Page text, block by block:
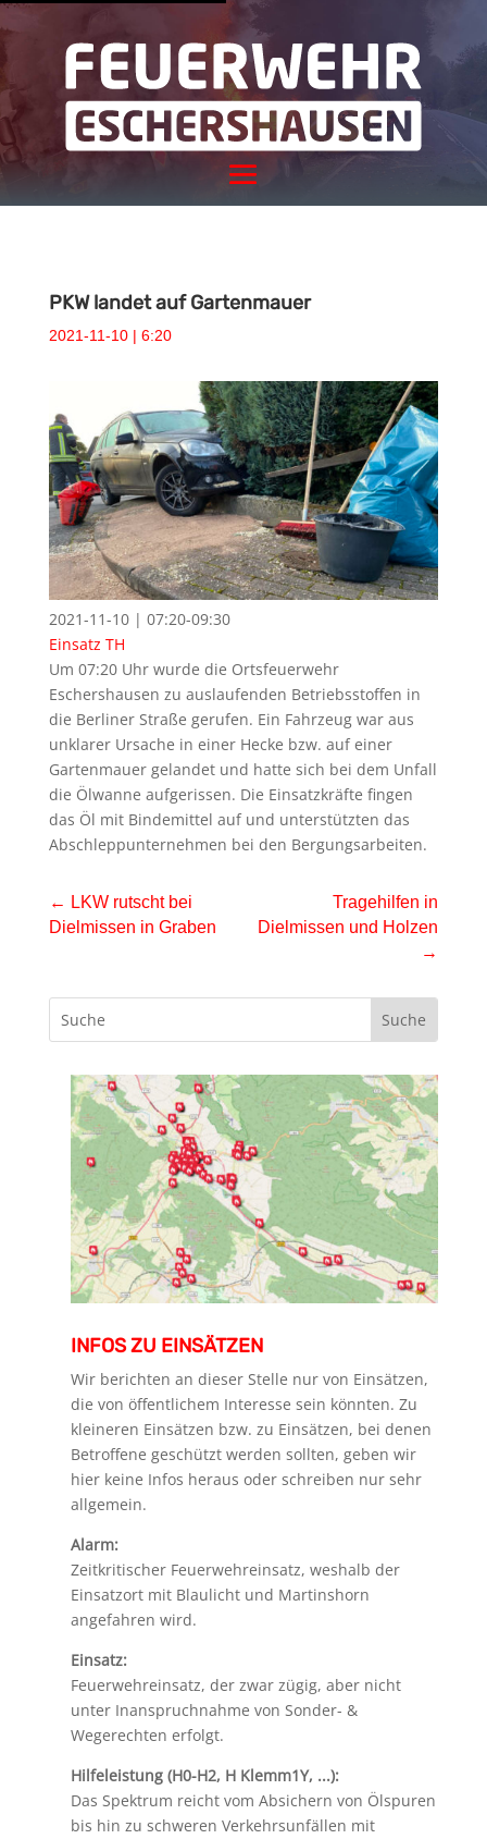
PKW landet auf Gartenmauer
2021-11-10 | 6:20
2021-11-10 | 07:20-09:30
Einsatz TH
Um 07:20 Uhr wurde die Ortsfeuerwehr
Eschershausen zu auslaufenden Betriebsstoffen in
die Berliner Straße gerufen. Ein Fahrzeug war aus
unklarer Ursache in einer Hecke bzw. auf einer
Gartenmauer gelandet und hatte sich bei dem Unfall
die Ölwanne aufgerissen. Die Einsatzkräfte fingen
das Öl mit Bindemittel auf und unterstützten das
Abschleppunternehmen bei den Bergungsarbeiten.
← LKW rutscht bei
Dielmissen in Graben
Tragehilfen in
Dielmissen und Holzen
→
INFOS ZU EINSÄTZEN
Wir berichten an dieser Stelle nur von Einsätzen,
die von öffentlichem Interesse sein könnten. Zu
kleineren Einsätzen bzw. zu Einsätzen, bei denen
Betroffene geschützt werden sollten, geben wir
hier keine Infos heraus oder schreiben nur sehr
allgemein.
Alarm:
Zeitkritischer Feuerwehreinsatz, weshalb der
Einsatzort mit Blaulicht und Martinshorn
angefahren wird.
Einsatz:
Feuerwehreinsatz, der zwar zügig, aber nicht
unter Inanspruchnahme von Sonder- &
Wegerechten erfolgt.
Hilfeleistung (H0-H2, H Klemm1Y, ...):
Das Spektrum reicht vom Absichern von Ölspuren
bis hin zu schweren Verkehrsunfällen mit